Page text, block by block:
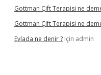
Gottman Çift Terapisi ne
Gottman Çift Terapisi ne
Evlada ne denir ? için admin